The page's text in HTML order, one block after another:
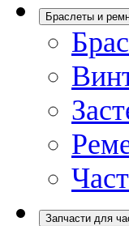
Браслеты и
Запчасти для